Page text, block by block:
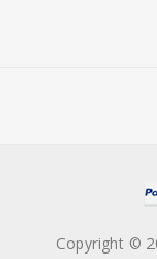
Copyright ©